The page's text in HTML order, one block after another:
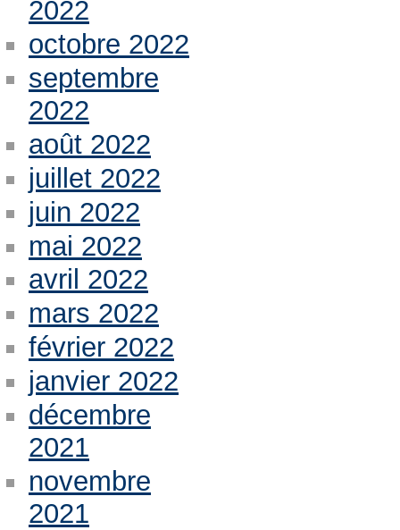
2022
octobre 2022
septembre
2022
août 2022
juillet 2022
juin 2022
mai 2022
avril 2022
mars 2022
février 2022
janvier 2022
décembre
2021
novembre
2021